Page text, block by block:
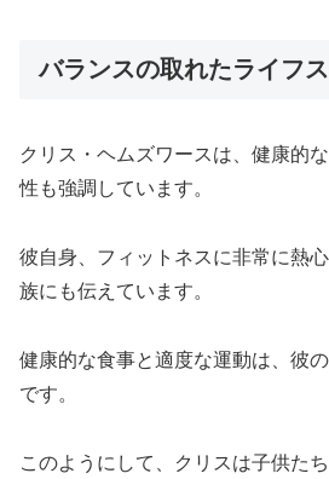
バランスの取れたライフ
クリス・ヘムズワースは、健康的
性も強調しています。
彼自身、フィットネスに非常に熱
族にも伝えています。
健康的な食事と適度な運動は、彼
です。
このようにして、クリスは子供た